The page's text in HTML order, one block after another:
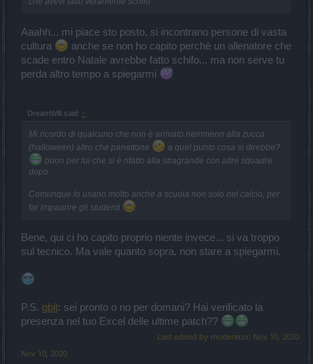
Aaahh... mi piace sto posto, si incontrano persone di vasta
cultura
anche se non ho capito perchè un allenatore che
scade entro Natale avrebbe fatto schifo... ma non serve tu
perda altro tempo a spiegarmi
DreamWill said: ↑
Mi ricordo di qualcuno che non è arrivato nemmeno alla zucca
(halloween) altro che panettone
a quel punto cosa si direbbe?
buon per lui che si è rifatto alla stragrande con altre squadre
dopo.
Comunque lo usano molto anche a scuola non solo nel calcio, per
far impaurire gli studenti
Bene, qui ci ho capito proprio niente invece... si va troppo
sul tecnico. Ma vale quanto sopra, non stare a spiegarmi.
P.S. gbit: sei pronto o no per domani? Hai verificato la
presenza nel tuo Excel delle ultime patch??
Last edited by moderator: Nov 10, 2020
Nov 10, 2020